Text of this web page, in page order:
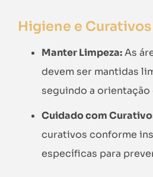
Higiene e Curativos
Manter Limpeza:As
devem ser mantidas
seguindo a orientação
Cuidado com
curativos conforme
específicas para